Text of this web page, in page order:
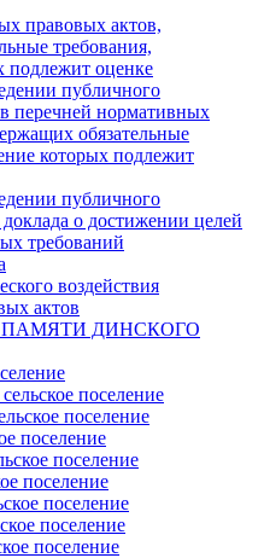
правовых актов,
требования,
подлежит оценке
публичного
перечней нормативных
обязательные
которых подлежит
публичного
о достижении целей
требований
воздействия
актов
ДИНСКОГО
поселение
поселение
поселение
поселение
поселение
поселение
поселение
поселение